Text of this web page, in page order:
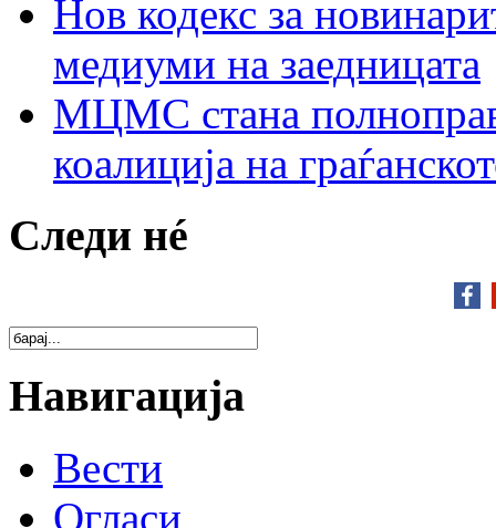
Нов кодекс за
медиуми на заедницата
МЦМС стана
коалиција на
Следи нé
Навигација
Вести
Огласи